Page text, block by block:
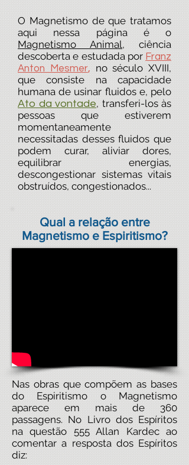
O Magnetismo de que tratamos
aqui nessa página é o
Magnetismo Animal, ciência
descoberta e estudada por Franz
Anton Mesmer, no século XVIII,
que consiste na capacidade
humana de usinar fluidos e, pelo
Ato da vontade, transferi-los às
pessoas que estiverem
momentaneamente
necessitadas desses fluidos que
podem curar, aliviar dores,
equilibrar energias,
descongestionar sistemas vitais
obstruídos, congestionados...
Qual a relação entre
Magnetismo e Espiritismo?
Nas obras que compõem as bases
do Espiritismo o Magnetismo
aparece em mais de 360
passagens. No Livro dos Espíritos
na questão 555 Allan Kardec ao
comentar a resposta dos Espíritos
diz: